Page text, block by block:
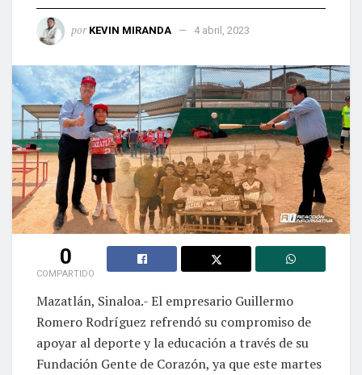
por KEVIN MIRANDA 4 abril, 2023
0
COMPARTIDO
Mazatlán, Sinaloa.- El empresario Guillermo
Romero Rodríguez refrendó su compromiso de
apoyar al deporte y la educación a través de su
Fundación Gente de Corazón, ya que este martes